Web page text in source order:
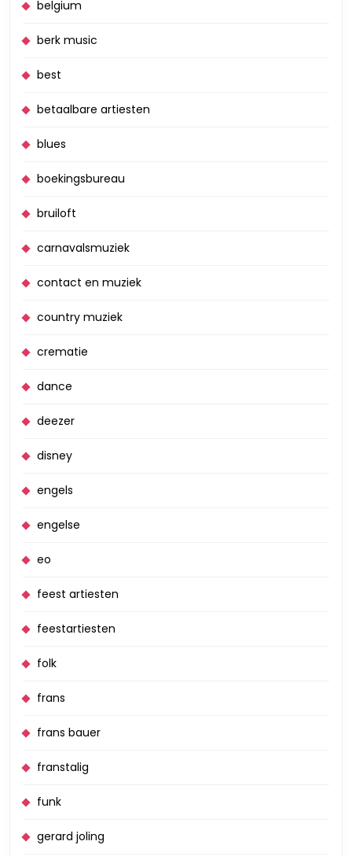
belgium
berk music
best
betaalbare artiesten
blues
boekingsbureau
bruiloft
carnavalsmuziek
contact en muziek
country muziek
crematie
dance
deezer
disney
engels
engelse
eo
feest artiesten
feestartiesten
folk
frans
frans bauer
franstalig
funk
gerard joling